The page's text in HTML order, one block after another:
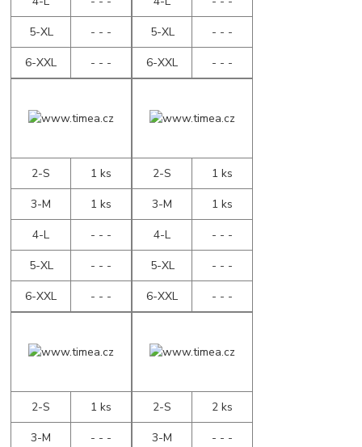
5-XL
- - -
6-XXL
- - -
5-XL
- - -
6-XXL
- - -
2-S
1 ks
3-M
1 ks
4-L
- - -
5-XL
- - -
6-XXL
- - -
2-S
1 ks
3-M
1 ks
4-L
- - -
5-XL
- - -
6-XXL
- - -
2-S
1 ks
3-M
- - -
2-S
2 ks
3-M
- - -